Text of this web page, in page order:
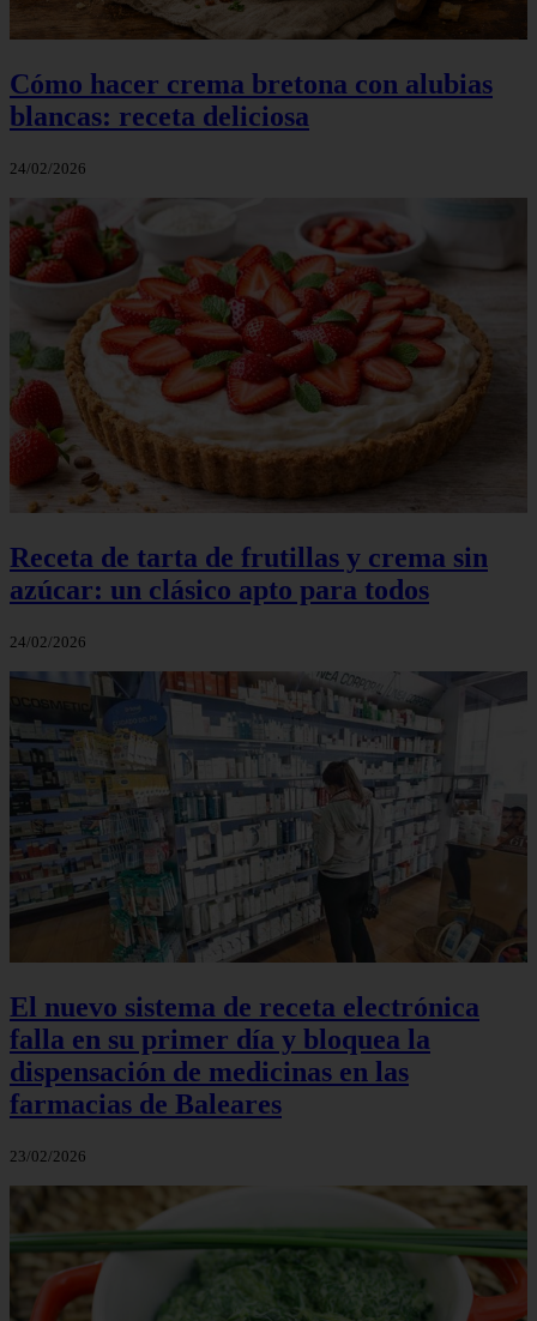
Cómo hacer crema bretona con alubias
blancas: receta deliciosa
24/02/2026
Receta de tarta de frutillas y crema sin
azúcar: un clásico apto para todos
24/02/2026
El nuevo sistema de receta electrónica
falla en su primer día y bloquea la
dispensación de medicinas en las
farmacias de Baleares
23/02/2026